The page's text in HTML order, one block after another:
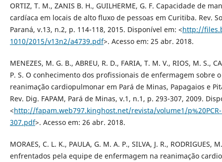
ORTIZ, T. M., ZANIS B. H., GUILHERME, G. F. Capacidade de
cardíaca em locais de alto fluxo de pessoas em Curitiba. Rev.
Paraná, v.13, n.2, p. 114-118, 2015. Disponível em: <http://
1010/2015/v13n2/a4739.pdf>. Acesso em: 25 abr. 2018.
MENEZES, M. G. B., ABREU, R. D., FARIA, T. M. V., RIOS, M. S.,
P. S. O conhecimento dos profissionais de enfermagem sobre
reanimação cardiopulmonar em Pará de Minas, Papagaios e
Rev. Dig. FAPAM, Pará de Minas, v.1, n.1, p. 293-307, 2009.
<http://fapam.web797.kinghost.net/revista/volume1/p%20PCR-
307.pdf>. Acesso em: 26 abr. 2018.
MORAES, C. L. K., PAULA, G. M. A. P., SILVA, J. R., RODRIGUES,
enfrentados pela equipe de enfermagem na reanimação